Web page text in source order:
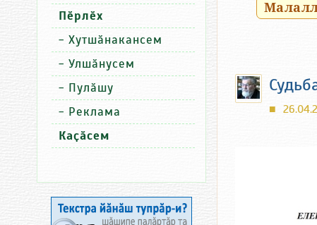
■
Пӗрлӗх
- Хутшӑнакансем
- Улшӑнусем
- Пулӑшу
- Реклама
Каҫӑсем